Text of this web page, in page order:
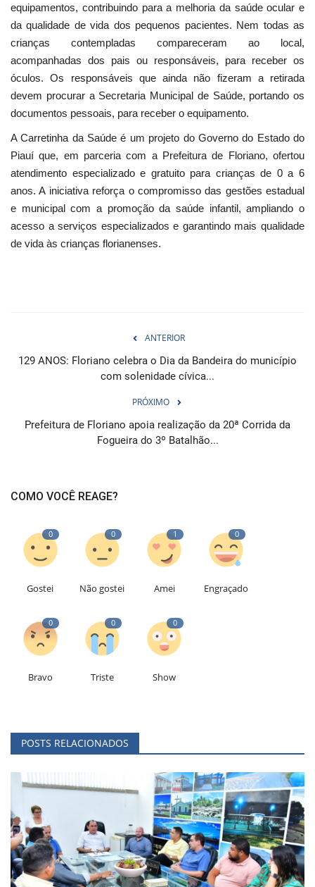
equipamentos, contribuindo para a melhoria da saúde ocular e
da qualidade de vida dos pequenos pacientes. Nem todas as
crianças contempladas compareceram ao local,
acompanhadas dos pais ou responsáveis, para receber os
óculos. Os responsáveis que ainda não fizeram a retirada
devem procurar a Secretaria Municipal de Saúde, portando os
documentos pessoais, para receber o equipamento.
A Carretinha da Saúde é um projeto do Governo do Estado do
Piauí que, em parceria com a Prefeitura de Floriano, ofertou
atendimento especializado e gratuito para crianças de 0 a 6
anos. A iniciativa reforça o compromisso das gestões estadual
e municipal com a promoção da saúde infantil, ampliando o
acesso a serviços especializados e garantindo mais qualidade
de vida às crianças florianenses.
ANTERIOR
129 ANOS: Floriano celebra o Dia da Bandeira do município
com solenidade cívica...
PRÓXIMO
Prefeitura de Floriano apoia realização da 20ª Corrida da
Fogueira do 3º Batalhão...
COMO VOCÊ REAGE?
0
Gostei
0
Não gostei
1
Amei
0
Engraçado
0
Bravo
0
Triste
0
Show
POSTS RELACIONADOS